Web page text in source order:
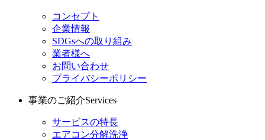
コンセプト
企業情報
SDGsへの取り組み
業者様へ
お問い合わせ
プライバシーポリシー
事業のご紹介Services
サービスの特長
エアコン分解洗浄